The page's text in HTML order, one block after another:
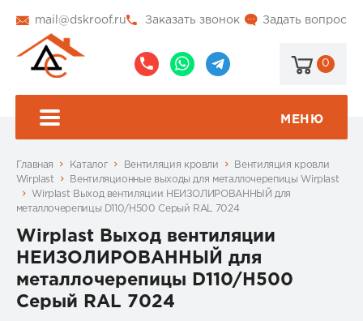
mail@dskroof.ru Задать вопрос
Заказать звонок
0
МЕНЮ
Главная Каталог Вентиляция кровли
Вентиляция кровли
Wirplast
Вентиляционные выходы для металлочерепицы Wirplast
Wirplast Выход вентиляции НЕИЗОЛИРОВАННЫЙ для
металлочерепицы D110/H500 Серый RAL 7024
Wirplast Выход вентиляции
НЕИЗОЛИРОВАННЫЙ для
металлочерепицы D110/H500
Серый RAL 7024